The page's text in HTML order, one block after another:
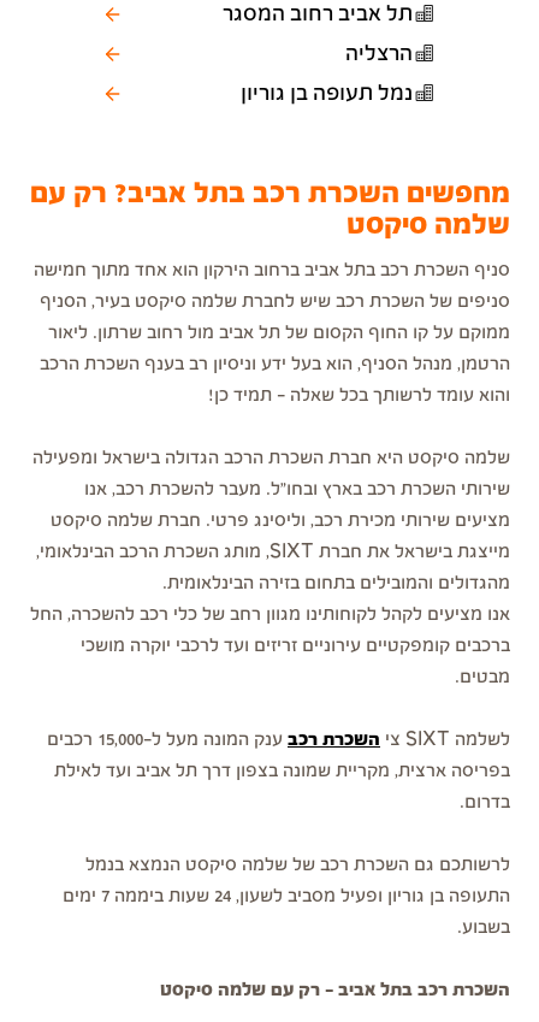
תל אביב רחוב המסגר
הרצליה
נמל תעופה בן גוריון
מחפשים השכרת רכב בתל אביב? רק עם
שלמה סיקסט
סניף השכרת רכב בתל אביב ברחוב הירקון הוא אחד מתוך חמישה
סניפים של השכרת רכב שיש לחברת שלמה סיקסט בעיר, הסניף
ממוקם על קו החוף הקסום של תל אביב מול רחוב שרתון. ליאור
הרטמן, מנהל הסניף, הוא בעל ידע וניסיון רב בענף השכרת הרכב
והוא עומד לרשותך בכל שאלה – תמיד כן!
שלמה סיקסט היא חברת השכרת הרכב הגדולה בישראל ומפעילה
שירותי השכרת רכב בארץ ובחו"ל. מעבר להשכרת רכב, אנו
מציעים שירותי מכירת רכב, וליסינג פרטי. חברת שלמה סיקסט
מייצגת בישראל את חברת SIXT, מותג השכרת הרכב הבינלאומי,
מהגדולים והמובילים בתחום בזירה הבינלאומית.
אנו מציעים לקהל לקוחותינו מגוון רחב של כלי רכב להשכרה, החל
ברכבים קומפקטיים עירוניים זריזים ועד לרכבי יוקרה מושכי
מבטים.
לשלמה SIXT צי השכרת רכב
ענק המונה מעל ל-15,000 רכבים
בפריסה ארצית, מקריית שמונה בצפון דרך תל אביב ועד לאילת
בדרום.
לרשותכם גם השכרת רכב של שלמה סיקסט הנמצא בנמל
התעופה בן גוריון ופעיל מסביב לשעון, 24 שעות ביממה 7 ימים
בשבוע.
השכרת רכב בתל אביב - רק עם שלמה סיקסט